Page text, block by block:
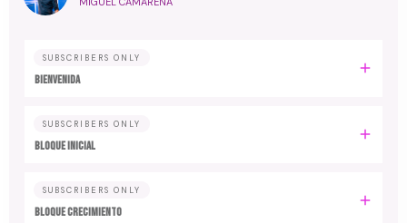
SUBSCRIBERS ONLY
BIENVENIDA
SUBSCRIBERS ONLY
BLOQUE INICIAL
SUBSCRIBERS ONLY
BLOQUE CRECIMIENTO